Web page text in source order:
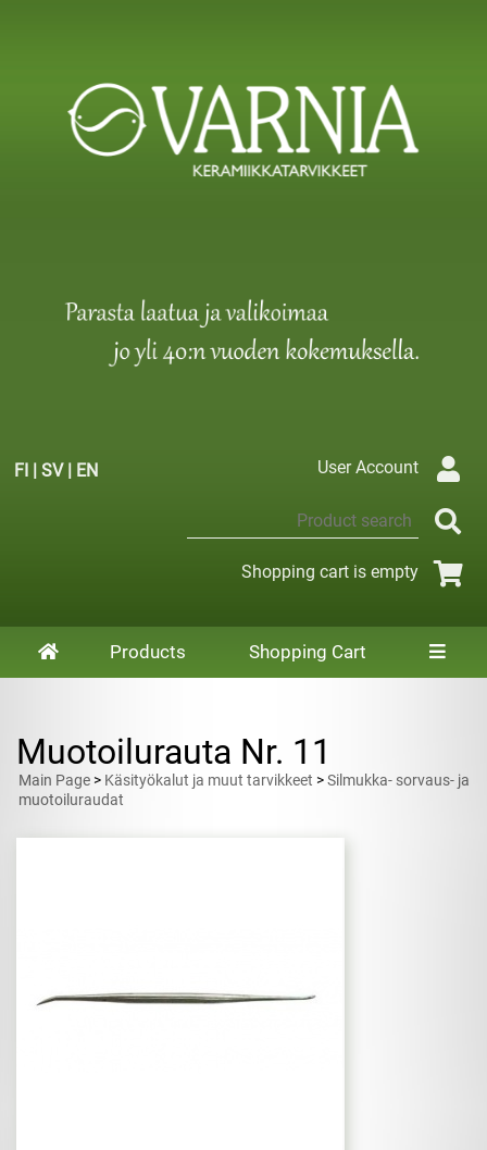
FI | SV| EN User Account
Shopping cart is empty
Products Shopping Cart
Muotoilurauta Nr. 11
Main Page > Käsityökalut ja muut tarvikkeet >Silmukka- sorvaus- ja
muotoiluraudat